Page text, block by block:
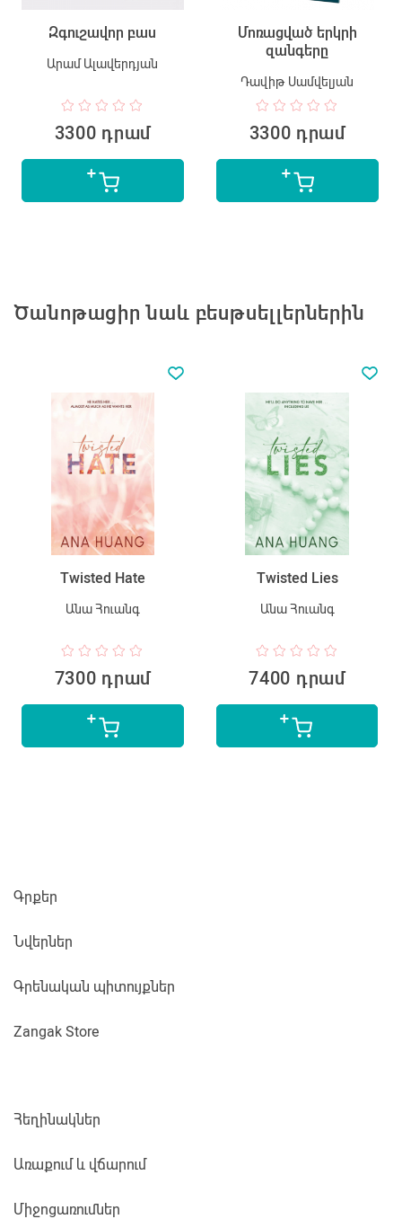
Զգուշավոր բաս
Արամ Ալավերդյան
3300 դրամ
Մոռացված երկրի
զանգերը
Դավիթ Սամվելյան
3300 դրամ
Ծանոթացիր նաև բեսթսելլերներին
Twisted Hate
Անա Հուանգ
7300 դրամ
Twisted Lies
Անա Հուանգ
7400 դրամ
Գրքեր
Նվերներ
Գրենական պիտույքներ
Zangak Store
Հեղինակներ
Առաքում և վճարում
Միջոցառումներ